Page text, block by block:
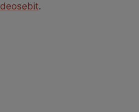
deosebit.